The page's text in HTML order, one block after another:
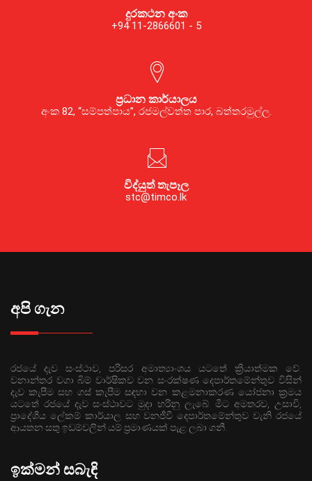
දුරකථන අංක
+94 11-2866601 - 5
ප්‍රධාන කාර්යාලය
අංක 82, “සම්පත්පාය”, රජමල්වත්ත පාර, බත්තරමුල්ල.
විද්යුත් තැපෑල
stc@timco.lk
අපි ගැන
රජයේ දැව සංස්ථාව, පරිසර අමාත්‍යාංශය යටතේ ක්‍රියාත්මක වේ.
වනාන්තර වගා බිම් වාර්ෂිකව වන සංරක්ෂණ දෙපාර්තමේන්තුව විසින්
දැව කැපීම සහ ගස් කැපීම සඳහා වන කළමනාකරණ යෝජනා ක්‍රමය
යටතේ රජයේ දැව සංස්ථාවට මුදා හරිනු ලැබේ. මීට අමතරව, උසාවි,
ප්‍රාදේශීය ලේකම් කාර්යාල සහ වනජීවී දෙපාර්තමේන්තුව වැනි රජයේ
ආයතන සතු ඉඩම්වලින් යම් ප්‍රමාණයක් පැළ ලබා ගනී.
ඉක්මන් සබැඳි